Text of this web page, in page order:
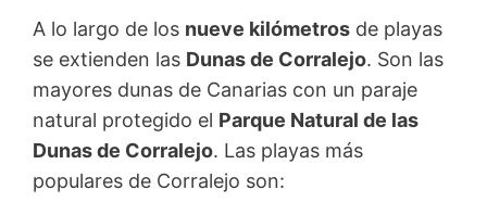
A lo largo de los nueve kilómetros de playas
se extienden las Dunas de Corralejo. Son las
mayores dunas de Canarias con un paraje
natural protegido el Parque Natural de las
Dunas de Corralejo. Las playas más
populares de Corralejo son: